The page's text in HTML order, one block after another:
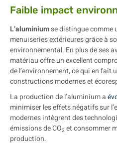
Faible impact
L’aluminiumse distingue comme
menuiseries extérieures grâce à
environnemental. En plus de ses
matériau offre un excellent
de l’environnement, ce qui en fait
constructions modernes et
La production de l’aluminium a
minimiser les effets négatifs sur
modernes intègrent des
émissions de CO2 et consommer
production.